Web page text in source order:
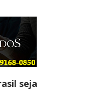
entenda
seja